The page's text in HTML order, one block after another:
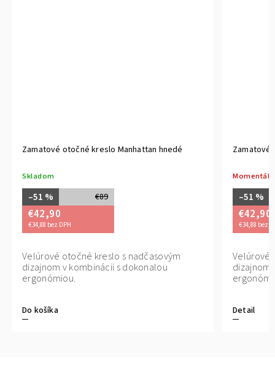
Zamatové otočné kreslo Manhattan hnedé
Skladom
€89
–51 %
€42,90
€34,88 bez DPH
Do košíka
Velúrové otočné kreslo s nadčasovým
dizajnom v kombinácii s dokonalou
ergonómiou.
Zamatové
–51 %
€42,90
€34,88 bez
Detail
Velúrové
dizajnom